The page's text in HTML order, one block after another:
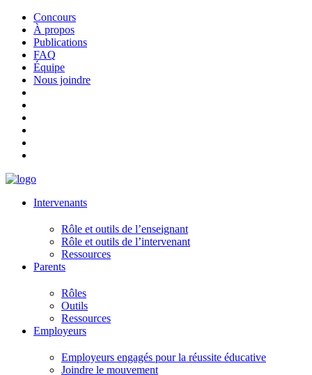
Concours
À propos
Publications
FAQ
Équipe
Nous joindre
Intervenants
Rôle et outils de l’enseignant
Rôle et outils de l’intervenant
Ressources
Parents
Rôles
Outils
Ressources
Employeurs
Employeurs engagés pour la réussite éducative
Joindre le mouvement